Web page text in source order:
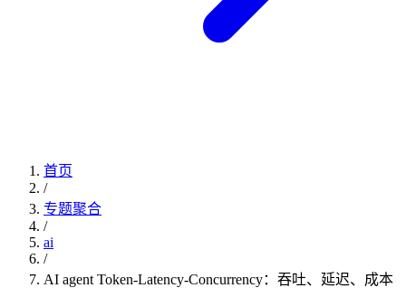
首页
/
专题聚合
/
ai
/
AI agent Token-Latency-Concurrency：吞吐、延迟、成本